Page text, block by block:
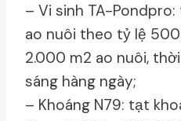
– Vi sinh TA-
ao nuôi theo tỷ lệ
2.000 m2 ao nuôi,
sáng hàng ngày;
– Khoáng N79: tạt